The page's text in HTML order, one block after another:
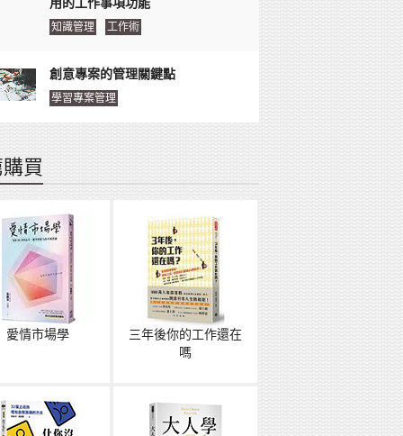
知識管理 工作術
創意專案的管理關鍵點
學習專案管理
買
愛情市場學
三年後你的工作還在
嗎